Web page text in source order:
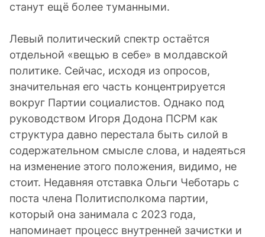
станут ещё более туманными.
Левый политический спектр остаётся
отдельной «вещью в себе» в молдавской
политике. Сейчас, исходя из опросов,
значительная его часть концентрируется
вокруг Партии социалистов. Однако под
руководством Игоря Додона ПСРМ как
структура давно перестала быть силой в
содержательном смысле слова, и надеяться
на изменение этого положения, видимо, не
стоит. Недавняя отставка Ольги Чеботарь с
поста члена Политисполкома партии,
который она занимала с 2023 года,
напоминает процесс внутренней зачистки и